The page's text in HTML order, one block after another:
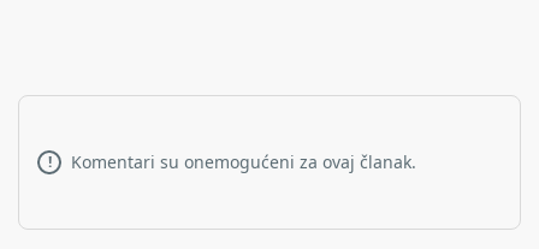
! Komentari su onemogućeni za ovaj članak.